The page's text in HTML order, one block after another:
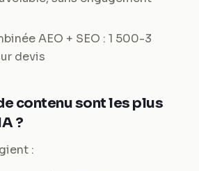
AEO + SEO : 1 500-3
devis
contenu sont les plus
?
: